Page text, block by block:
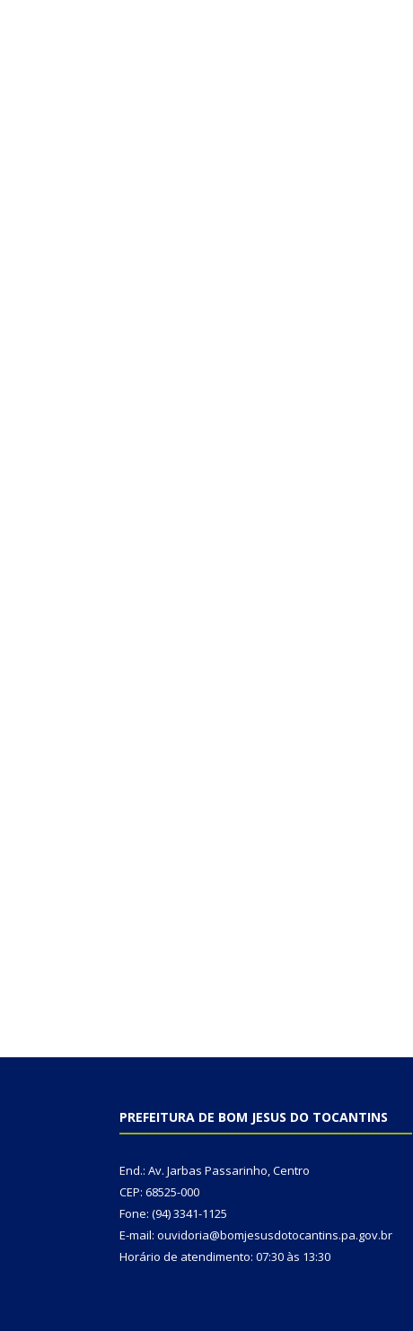
PREFEITURA DE BOM JESUS DO TOCANTINS
End.: Av. Jarbas Passarinho, Centro
CEP: 68525-000
Fone: (94) 3341-1125
E-mail: ouvidoria@bomjesusdotocantins.pa.gov.br
Horário de atendimento: 07:30 às 13:30